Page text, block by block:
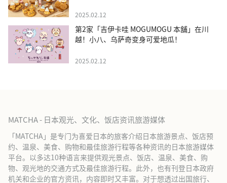
2025.02.12
第2家「吉伊卡哇 MOGUMOGU 本舖」在川
越！小八、乌萨奇变身可爱地瓜！
2025.02.12
MATCHA - 日本观光、文化、饭店资讯旅游媒体
「MATCHA」是专门为喜爱日本的旅客介绍日本旅游景点、饭店预
约、温泉、美食、购物和最佳旅游行程等各种资讯的日本旅游媒体
平台。以多达10种语言来提供观光景点、饭店、温泉、美食、购
物、观光地的交通方式及最佳旅游行程。此外，也有刊登日本政府
机关和企业的官方资讯，内容即时又丰富。对于想透过出国旅行、